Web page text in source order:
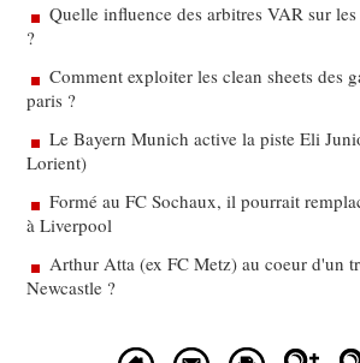
Quelle influence des arbitres VAR sur
?
Comment exploiter les clean sheets des
paris ?
Le Bayern Munich active la piste Eli
Lorient)
Formé au FC Sochaux, il pourrait
à Liverpool
Arthur Atta (ex FC Metz) au coeur d'un
Newcastle ?